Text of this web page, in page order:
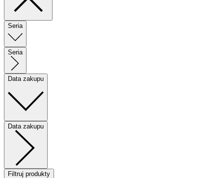
Seria
Seria
Data zakupu
Data zakupu
Filtruj produkty